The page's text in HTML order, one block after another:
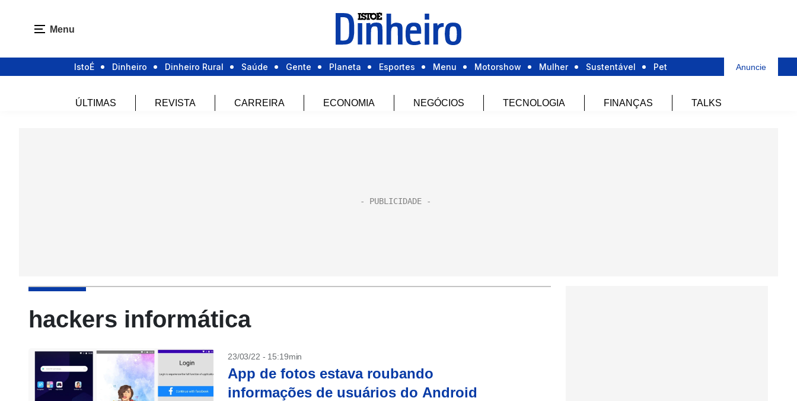
Menu
IstoÉ Dinheiro Dinheiro Rural Saúde Gente Planeta Esportes Menu Motorshow Mulher Sustentável Pet Anuncie
ÚLTIMAS REVISTA CARREIRA ECONOMIA NEGÓCIOS TECNOLOGIA FINANÇAS TALKS
hackers informática
23/03/22 - 15:19min
App de fotos estava roubando
informações de usuários do Android